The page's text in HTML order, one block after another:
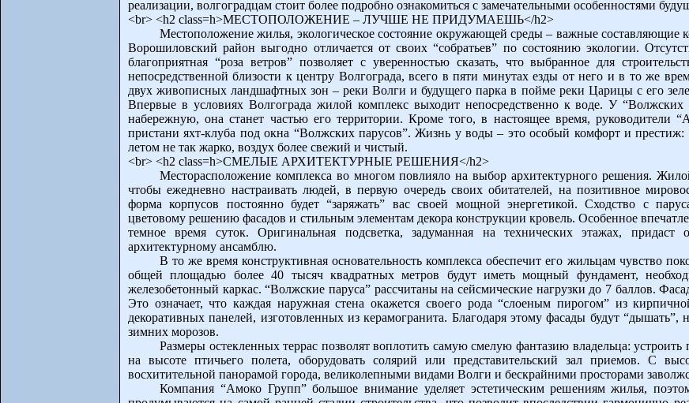
реализации, волгоградцам стоит более подробно ознакомиться с замечательными особенностями
<br> <h2 class=h>МЕСТОПОЛОЖЕНИЕ – ЛУЧШЕ НЕ ПРИДУМАЕШЬ</h2>
Местоположение жилья, экологическое состояние окружающей среды – важные
Ворошиловский район выгодно отличается от своих “собратьев” по состоянию экологии.
благоприятная “роза ветров” позволяет с уверенностью сказать, что выбранное для
непосредственной близости к центру Волгограда, всего в пяти минутах езды от него и в то же
двух живописных ландшафтных зон – реки Волги и будущего парка в пойме реки Царицы с его
Впервые в условиях Волгограда жилой комплекс выходит непосредственно к воде. У “Волжских
набережную, она станет частью его территории. Кроме того, в настоящее время, руководители
пристани яхт-клуба под окна “Волжских парусов”. Жизнь у воды – это особый комфорт и престиж:
летом не так жарко, воздух более свежий и чистый.
<br> <h2 class=h>СМЕЛЫЕ АРХИТЕКТУРНЫЕ РЕШЕНИЯ</h2>
Месторасположение комплекса во многом повлияло на выбор архитектурного решения.
чтобы ежедневно настраивать людей, в первую очередь своих обитателей, на позитивное
форма корпусов постоянно будет “заряжать” вас своей мощной энергетикой. Сходство с
цветовому решению фасадов и стильным элементам декора конструкции кровель. Особенное
темное время суток. Оригинальная подсветка, задуманная на технических этажах,
архитектурному ансамблю.
В то же время конструктивная основательность комплекса обеспечит его жильцам чувство
общей площадью более 40 тысяч квадратных метров будут иметь мощный фундамент,
железобетонный каркас. “Волжские паруса” рассчитаны на сейсмические нагрузки до 7 баллов.
Это означает, что каждая наружная стена окажется своего рода “слоеным пирогом” из
декоративных панелей, изготовленных из керамогранита. Благодаря этому фасады будут
зимних морозов.
Размеры остекленных террас позволят воплотить самую смелую фантазию владельца:
на высоте птичьего полета, оборудовать солярий или представительский зал приемов. С
восхитительной панорамой города, великолепными видами Волги и бескрайними просторами
Компания “Амоко Групп” большое внимание уделяет эстетическим решениям жилья,